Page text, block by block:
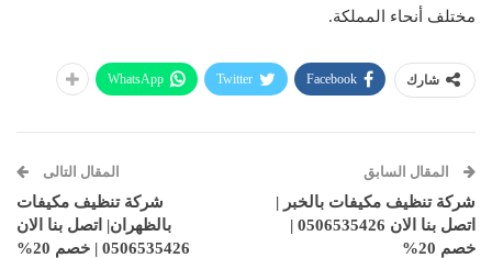
مختلف أنحاء المملكة.
شارك Facebook
Twitter
WhatsApp
المقال السابق
شركة تنظيف مكيفات بالخبر |
اتصل بنا الان 0506535426 |
خصم 20%
المقال التالى
شركة تنظيف مكيفات
بالظهران| اتصل بنا الان
0506535426 | خصم 20%